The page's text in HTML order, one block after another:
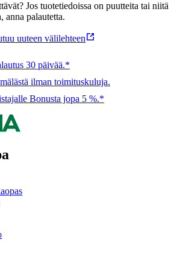
Jos tuotetiedoissa on puutteita tai niitä
anna palautetta.
uuteen välilehteen
30 päivää.*
ilman toimituskuluja.
Bonusta jopa 5 %.*